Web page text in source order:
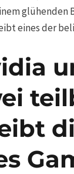
eines der